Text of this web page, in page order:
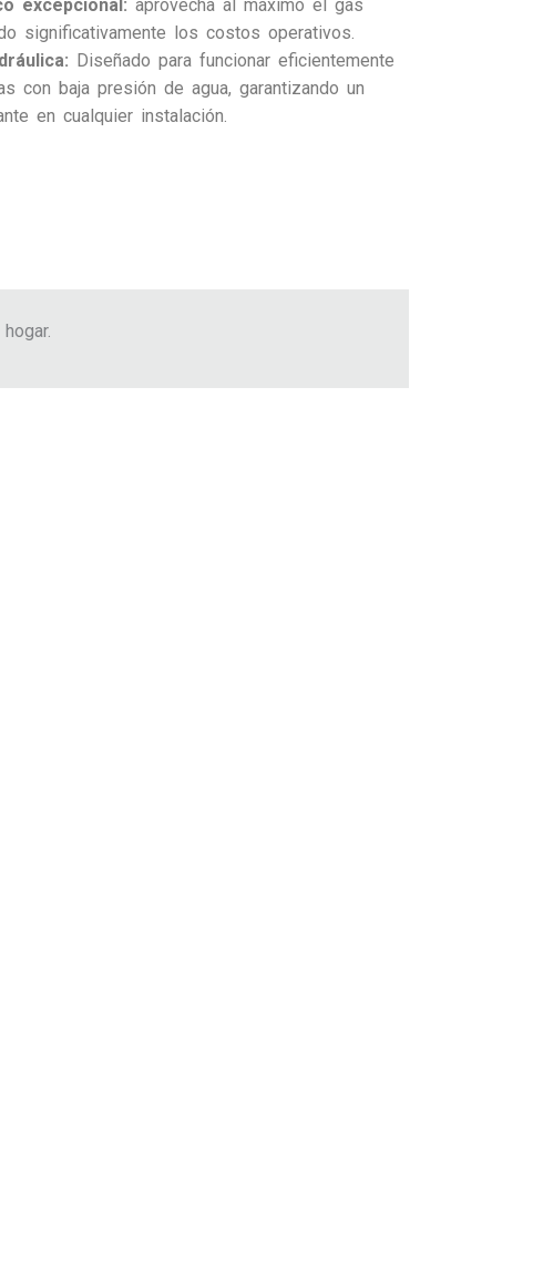
excepcional: aprovecha al máximo el gas
significativamente los costos operativos.
Diseñado para funcionar eficientemente
con baja presión de agua, garantizando un
en cualquier instalación.